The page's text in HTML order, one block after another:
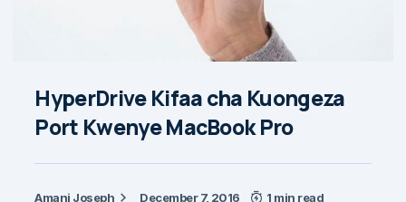
HyperDrive Kifaa cha Kuongeza
Port Kwenye MacBook Pro
Amani Joseph December 7, 2016 1 min read